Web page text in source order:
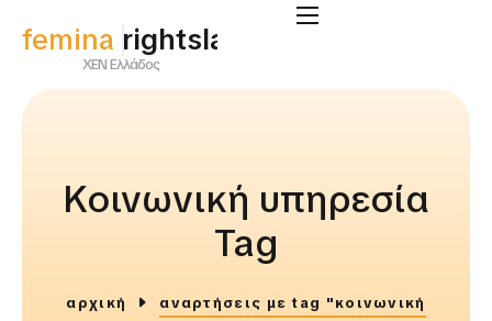
femina supportlab
ΧΕΝ Ελλάδος
Κοινωνική υπηρεσία
Tag
αρχική
αναρτήσεις με tag "κοινωνική